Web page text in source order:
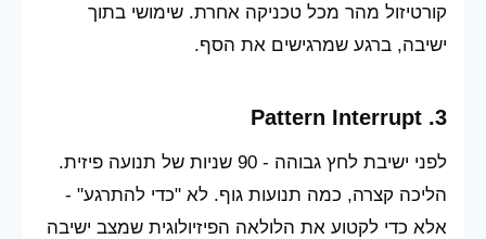
קורטיזול מהר מכל טכניקה אחרת. שימושי בתוך
ישיבה, ברגע שמרגישים את הסף.
3. Pattern Interrupt
לפני ישיבת לחץ גבוהה - 90 שניות של תנועה פיזית.
הליכה קצרה, כמה תנועות גוף. לא "כדי להתרגע" -
אלא כדי לקטוע את הלולאה הפיזיולוגית שמצב ישיבה